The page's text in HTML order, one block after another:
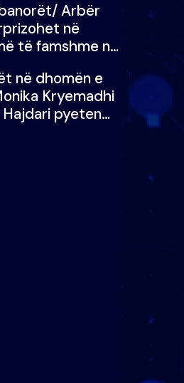
luftën time deri
Arbër
në
të famshme në
tij
në dhomën e
Kryemadhi
pyeten